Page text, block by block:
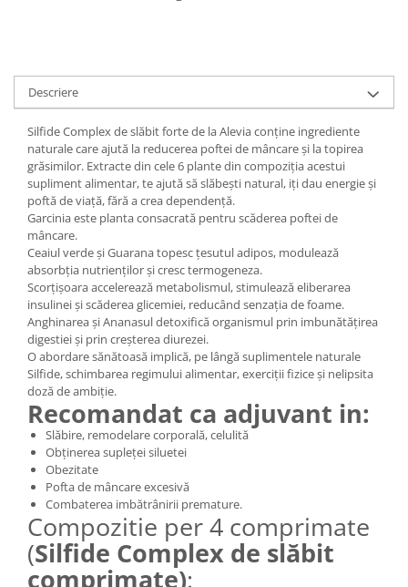
Somn usor
Produse sanatate sexuala
Produse pentru Ea
Potenta barbati
Produse pentru sportivi
Proteine
Suplimente fitness
Batoane proteice
Pentru antrenament
Mama si copilul
Produse pentru copii
Sarcina si alaptare
Lapte
Paste
Snacksuri
Superalimente
Atelierul de cafea si ceaiuri
Cafea
Ceaiuri simple
Ceaiuri medicinale compuse
Ceaiuri Maté
Cafea verde
Ulei de Cocos
Ulei de cocos de uz alimentar
Ulei de cocos de uz cosmetic
Alte produse din Cocos
Descriere
Silfide Complex de slăbit forte de la Alevia conține ingrediente
naturale care ajută la reducerea poftei de mâncare și la topirea
grăsimilor. Extracte din cele 6 plante din compoziția acestui
supliment alimentar, te ajută să slăbești natural, iți dau energie și
poftă de viață, fără a crea dependență.
Garcinia este planta consacrată pentru scăderea poftei de
mâncare.
Ceaiul verde şi Guarana topesc ţesutul adipos, modulează
absorbţia nutrienţilor și cresc termogeneza.
Scorţișoara accelerează metabolismul, stimulează eliberarea
insulinei și scăderea glicemiei, reducând senzaţia de foame.
Anghinarea şi Ananasul detoxifică organismul prin imbunătăţirea
digestiei şi prin creşterea diurezei.
O abordare sănătoasă implică, pe lângă suplimentele naturale
Silfide, schimbarea regimului alimentar, exerciții fizice și nelipsita
doză de ambiție.
Recomandat ca adjuvant in:
Slăbire, remodelare corporală, celulită
Obținerea supleței siluetei
Obezitate
Pofta de mâncare excesivă
Combaterea imbătrânirii premature.
Compozitie per 4 comprimate
(Silfide Complex de slăbit
comprimate):